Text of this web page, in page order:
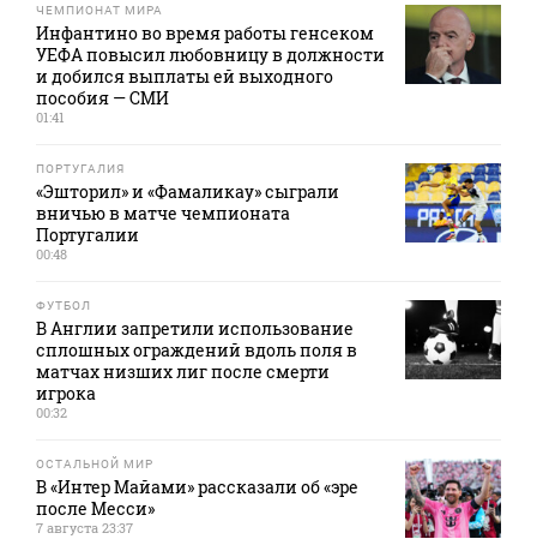
ЧЕМПИОНАТ МИРА
Инфантино во время работы генсеком
УЕФА повысил любовницу в должности
и добился выплаты ей выходного
пособия — СМИ
01:41
ПОРТУГАЛИЯ
«Эшторил» и «Фамаликау» сыграли
вничью в матче чемпионата
Португалии
00:48
ФУТБОЛ
В Англии запретили использование
сплошных ограждений вдоль поля в
матчах низших лиг после смерти
игрока
00:32
ОСТАЛЬНОЙ МИР
В «Интер Майами» рассказали об «эре
после Месси»
7 августа 23:37